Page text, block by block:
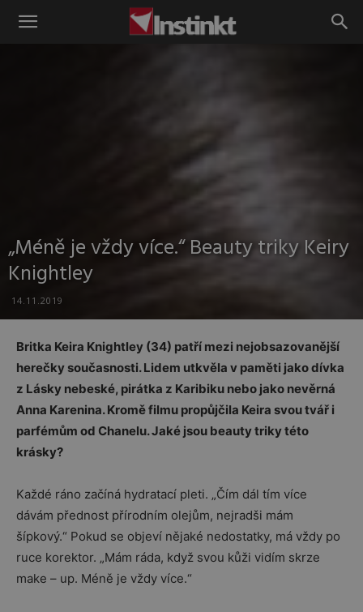
Instinkt
„Méně je vždy více.“ Beauty triky Keiry
Knightley
14.11.2019
Britka Keira Knightley (34) patří mezi nejobsazovanější
herečky současnosti. Lidem utkvěla v paměti jako dívka
z Lásky nebeské, pirátka z Karibiku nebo jako nevěrná
Anna Karenina. Kromě filmu propůjčila Keira svou tvář i
parfémům od Chanelu. Jaké jsou beauty triky této
krásky?
Každé ráno začíná hydratací pleti. „Čím dál tím více
dávám přednost přírodním olejům, nejradši mám
šípkový.“ Pokud se objeví nějaké nedostatky, má vždy po
ruce korektor. „Mám ráda, když svou kůži vidím skrze
make – up. Méně je vždy více.“